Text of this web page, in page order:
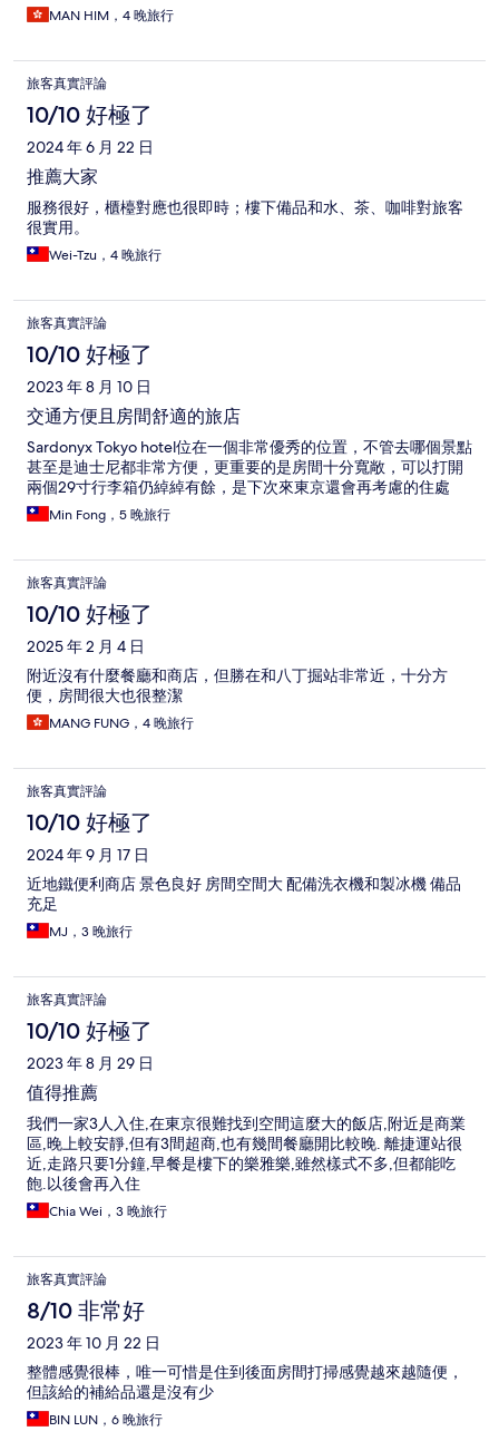
MAN HIM，4 晚旅行
旅客真實評論
10/10 好極了
2024 年 6 月 22 日
推薦大家
服務很好，櫃檯對應也很即時；樓下備品和水、茶、咖啡對旅客
很實用。
Wei-Tzu，4 晚旅行
旅客真實評論
10/10 好極了
2023 年 8 月 10 日
交通方便且房間舒適的旅店
Sardonyx Tokyo hotel位在一個非常優秀的位置，不管去哪個景點
甚至是迪士尼都非常方便，更重要的是房間十分寬敞，可以打開
兩個29寸行李箱仍綽綽有餘，是下次來東京還會再考慮的住處
Min Fong，5 晚旅行
旅客真實評論
10/10 好極了
2025 年 2 月 4 日
附近沒有什麼餐廳和商店，但勝在和八丁掘站非常近，十分方
便，房間很大也很整潔
MANG FUNG，4 晚旅行
旅客真實評論
10/10 好極了
2024 年 9 月 17 日
近地鐵便利商店 景色良好 房間空間大 配備洗衣機和製冰機 備品
充足
MJ，3 晚旅行
旅客真實評論
10/10 好極了
2023 年 8 月 29 日
值得推薦
我們一家3人入住,在東京很難找到空間這麼大的飯店,附近是商業
區,晚上較安靜,但有3間超商,也有幾間餐廳開比較晚. 離捷運站很
近,走路只要1分鐘,早餐是樓下的樂雅樂,雖然樣式不多,但都能吃
飽.以後會再入住
Chia Wei，3 晚旅行
旅客真實評論
8/10 非常好
2023 年 10 月 22 日
整體感覺很棒，唯一可惜是住到後面房間打掃感覺越來越隨便，
但該給的補給品還是沒有少
BIN LUN，6 晚旅行